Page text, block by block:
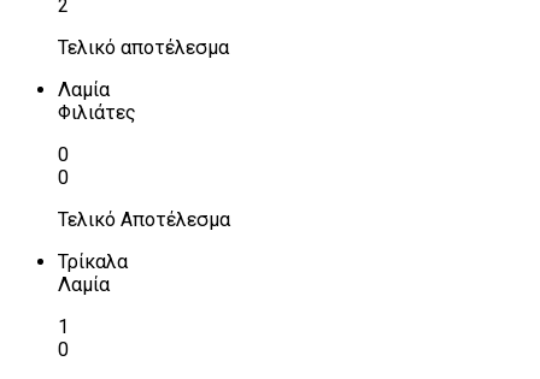
2
Τελικό αποτέλεσμα
Λαμία
Φιλιάτες
0
0
Τελικό Αποτέλεσμα
Τρίκαλα
Λαμία
1
0